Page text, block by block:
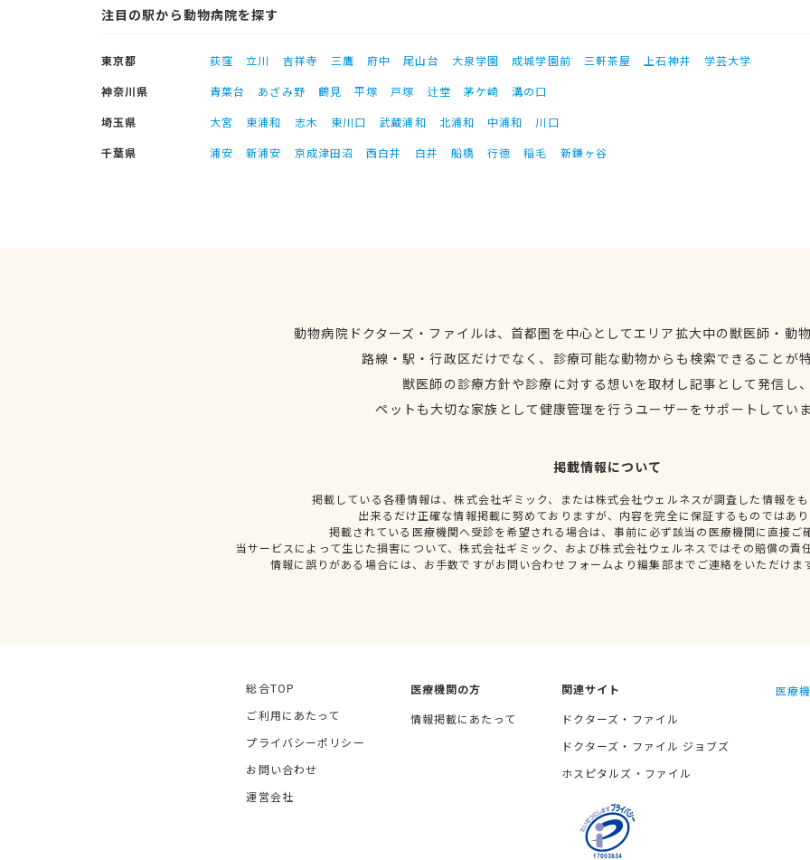
注目の駅から動物病院を探す
東京都 荻窪 立川 吉祥寺 三鷹 府中 尾山台 大泉学園 成城学園前 三軒茶屋 上石神井
学芸大学
神奈川県
青葉台 あざみ野 鶴見 平塚 戸塚 辻堂 茅ケ崎
溝の口
埼玉県
大宮 東浦和 志木 東川口 武蔵浦和 北浦和 中浦和
川口
千葉県
浦安 新浦安 京成津田沼 西白井 白井 船橋 行徳 稲毛 新鎌ヶ谷
動物病院ドクターズ・ファイルは、首都圏を中心としてエリア拡大中の獣医師・動
路線・駅・行政区だけでなく、診療可能な動物からも検索できることが
獣医師の診療方針や診療に対する想いを取材し記事として発信し
ペットも大切な家族として健康管理を行うユーザーをサポートしてい
掲載情報について
掲載している各種情報は、株式会社ギミック、または株式会社ウェルネスが調査した情報を
出来るだけ正確な情報掲載に努めておりますが、内容を完全に保証するものではあ
掲載されている医療機関へ受診を希望される場合は、事前に必ず該当の医療機関に直接ご
当サービスによって生じた損害について、株式会社ギミック、および株式会社ウェルネスではその賠償の責
情報に誤りがある場合には、お手数ですがお問い合わせフォームより編集部までご連絡をいただけま
総合TOP
ご利用にあたって
プライバシーポリシー
お問い合わせ
運営会社
医療機関の方
情報掲載にあたって
関連サイト
ドクターズ・ファイル
ドクターズ・ファイル ジョブズ
ホスピタルズ・ファイル
医療